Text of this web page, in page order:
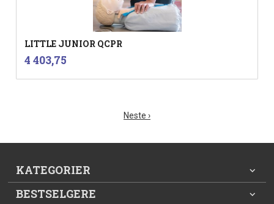
LITTLE JUNIOR QCPR
Pris
4 403,75
Neste ›
KATEGORIER
BESTSELGERE